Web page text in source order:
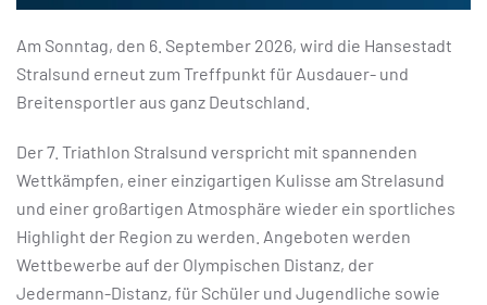
Am Sonntag, den 6. September 2026, wird die Hansestadt
Stralsund erneut zum Treffpunkt für Ausdauer- und
Breitensportler aus ganz Deutschland.
Der 7. Triathlon Stralsund verspricht mit spannenden
Wettkämpfen, einer einzigartigen Kulisse am Strelasund
und einer großartigen Atmosphäre wieder ein sportliches
Highlight der Region zu werden. Angeboten werden
Wettbewerbe auf der Olympischen Distanz, der
Jedermann-Distanz, für Schüler und Jugendliche sowie